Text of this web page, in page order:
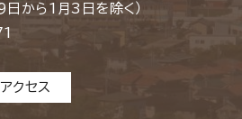
日から1月3日を除く）
クセス